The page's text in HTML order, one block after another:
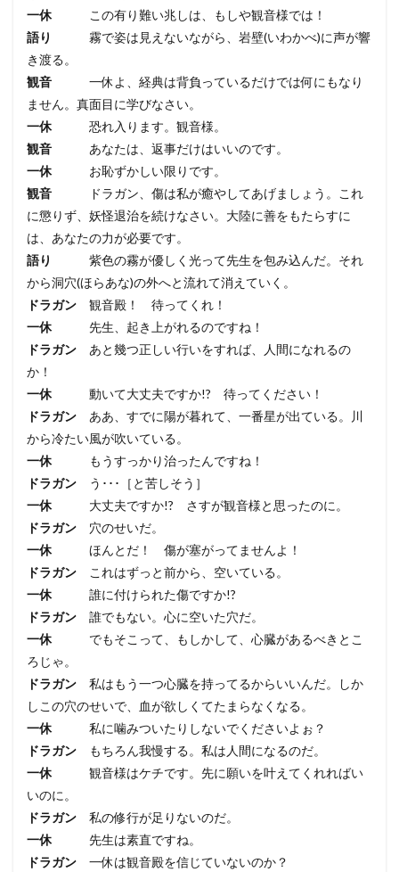
一休この有り難い兆しは、もしや観音様では！
語り
霧で姿は見えないながら、岩壁(いわかべ)に声が響
き渡る。
観音 一休よ、経典は背負っているだけでは何にもなり
ません。真面目に学びなさい。
一休恐れ入ります。観音様。
観音 あなたは、返事だけはいいのです。
一休お恥ずかしい限りです。
観音 ドラガン、傷は私が癒やしてあげましょう。これ
に懲りず、妖怪退治を続けなさい。大陸に善をもたらすに
は、あなたの力が必要です。
語り
紫色の霧が優しく光って先生を包み込んだ。それ
から洞穴(ほらあな)の外へと流れて消えていく。
ドラガン 観音殿！ 待ってくれ！
一休先生、起き上がれるのですね！
ドラガン あと幾つ正しい行いをすれば、人間になれるの
か！
一休動いて大丈夫ですか!? 待ってください！
ドラガン ああ、すでに陽が暮れて、一番星が出ている。川
から冷たい風が吹いている。
一休もうすっかり治ったんですね！
ドラガン う･･･［と苦しそう］
一休大丈夫ですか!? さすが観音様と思ったのに。
ドラガン 穴のせいだ。
一休ほんとだ！ 傷が塞がってませんよ！
ドラガン これはずっと前から、空いている。
一休誰に付けられた傷ですか!?
ドラガン 誰でもない。心に空いた穴だ。
一休でもそこって、もしかして、心臓があるべきとこ
ろじゃ。
ドラガン 私はもう一つ心臓を持ってるからいいんだ。しか
しこの穴のせいで、血が欲しくてたまらなくなる。
一休私に噛みついたりしないでくださいよぉ？
ドラガン もちろん我慢する。私は人間になるのだ。
一休観音様はケチです。先に願いを叶えてくれればい
いのに。
ドラガン 私の修行が足りないのだ。
一休先生は素直ですね。
ドラガン 一休は観音殿を信じていないのか？